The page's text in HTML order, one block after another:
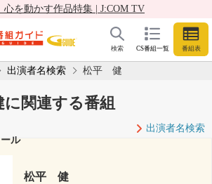
心を動かす作品特集 | J:COM TV
CS番組一覧 番組表
検索
出演者名検索 松平 健
関連する番組
出演者名検索
ル
松平 健